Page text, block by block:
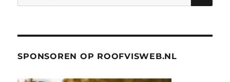
naar:
SPONSOREN OP ROOFVISWEB.NL